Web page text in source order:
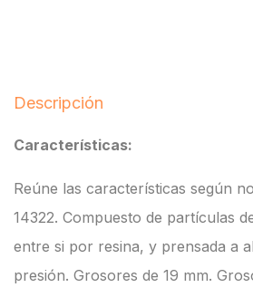
Descripción
Características:
Reúne las características según
14322. Compuesto de partículas
entre si por resina, y prensada a
presión. Grosores de 19 mm.